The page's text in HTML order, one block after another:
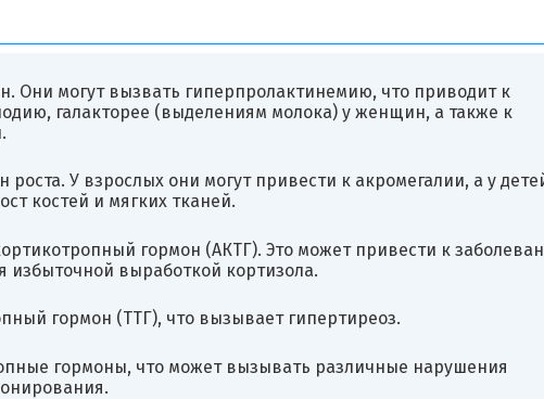
Они могут вызвать гиперпролактинемию, что приводит к
галакторее (выделениям молока) у женщин, а также к
У взрослых они могут привести к акромегалии, а у
костей и мягких тканей.
гормон (АКТГ). Это может привести к
избыточной выработкой кортизола.
гормон (ТТГ), что вызывает гипертиреоз.
гормоны, что может вызывать различные нарушения